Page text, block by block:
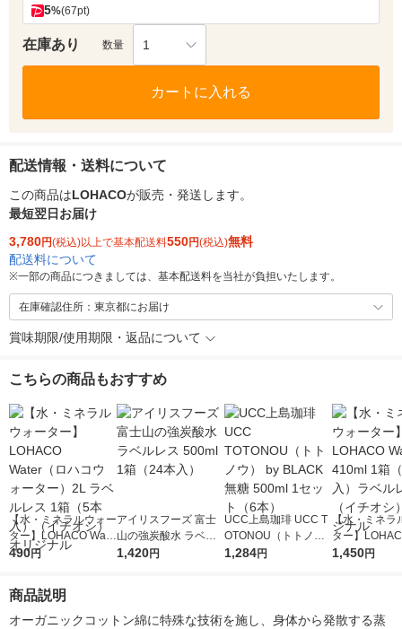
5%(67pt)
在庫あり 数量 1
カートに入れる
配送情報・送料について
この商品はLOHACOが販売・発送します。
最短翌日お届け
3,780円(税込)以上で基本配送料550円(税込)無料
配送料について
※一部の商品につきましては、基本配送料を当社が負担いたします。
在庫確認住所：東京都にお届け
賞味期限/使用期限・返品について
こちらの商品もおすすめ
【水・ミネラルウォー
ター】LOHACO Wate
r（ロハコウォータ
シ） オリジナル
490円
アイリスフーズ 富士
山の強炭酸水 ラベル
レス 500ml 1箱（24
1,420円
UCC上島珈琲 UCC T
OTONOU（トトノ
ウ） by BLACK無糖 5
1,284円
【水・ミネラ
ター】
r 410ml 1箱（
1,450円
商品説明
オーガニックコットン綿に特殊な技術を施し、身体から発散する蒸